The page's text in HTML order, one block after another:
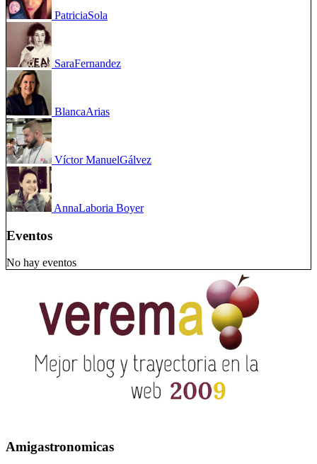
PatriciaSola
SaraFernandez
BlancaArias
Víctor ManuelGálvez
AnnaLaboria Boyer
Eventos
No hay eventos
Amigastronomicas